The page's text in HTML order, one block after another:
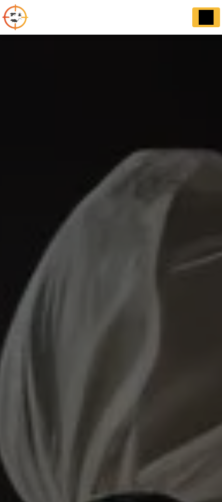
Panneau de gestion des cookies